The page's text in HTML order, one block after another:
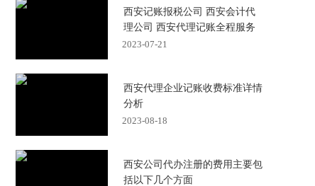
西安记账报税公司 西安会计代
理公司 西安代理记账全程服务
2023-07-21
西安代理企业记账收费标准详情
分析
2023-08-18
西安公司代办注册的费用主要包
括以下几个方面